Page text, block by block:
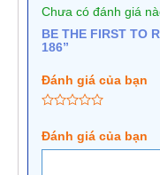
Chưa có đánh giá
BE THE FIRST TO
186”
Đánh giá của bạn
Đánh giá của bạn